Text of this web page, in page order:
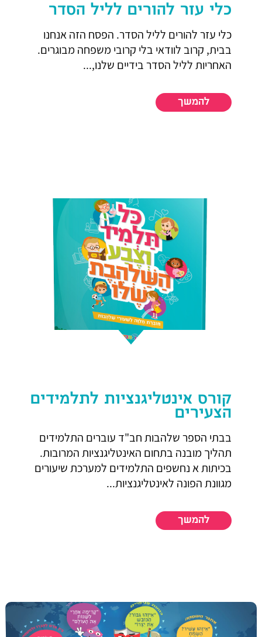
כלי עזר להורים לליל הסדר
כלי עזר להורים לליל הסדר. הפסח הזה אנחנו
בבית, קרוב לוודאי בלי קרובי משפחה מבוגרים.
האחריות לליל הסדר בידיים שלנו,...
להמשך
קורס אינטליגנציות לתלמידים
הצעירים
בבתי הספר שלהבות חב"ד עוברים התלמידים
תהליך מובנה בתחום האינטליגנציות המרובות.
בכיתות א נחשפים התלמידים למערכת שיעורים
מגוונת הפונה לאינטליגנציות...
להמשך